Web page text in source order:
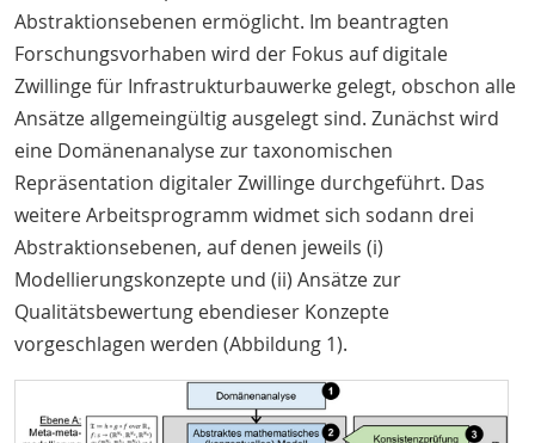
Abstraktionsebenen ermöglicht. Im beantragten
Forschungsvorhaben wird der Fokus auf digitale
Zwillinge für Infrastrukturbauwerke gelegt, obschon alle
Ansätze allgemeingültig ausgelegt sind. Zunächst wird
eine Domänenanalyse zur taxonomischen
Repräsentation digitaler Zwillinge durchgeführt. Das
weitere Arbeitsprogramm widmet sich sodann drei
Abstraktionsebenen, auf denen jeweils (i)
Modellierungskonzepte und (ii) Ansätze zur
Qualitätsbewertung ebendieser Konzepte
vorgeschlagen werden (Abbildung 1).